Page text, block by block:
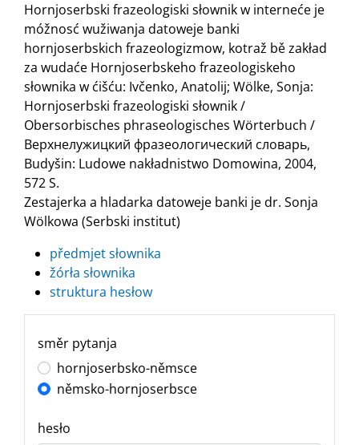
Hornjoserbski frazeologiski słownik w interneće je
móžnosć wužiwanja datoweje banki
hornjoserbskich frazeologizmow, kotraž bě zakład
za wudaće Hornjoserbskeho frazeologiskeho
słownika w ćišću: Ivčenko, Anatolij; Wölke, Sonja:
Hornjoserbski frazeologiski słownik /
Obersorbisches phraseologisches Wörterbuch /
Верхнелужицкий фразеологический словарь,
Budyšin: Ludowe nakładnistwo Domowina, 2004,
572 S.
Zestajerka a hladarka datoweje banki je dr. Sonja
Wölkowa (Serbski institut)
předmjet słownika
žórła słownika
struktura hesłow
směr pytanja
hornjoserbsko-němsce
němsko-hornjoserbsce
hesło